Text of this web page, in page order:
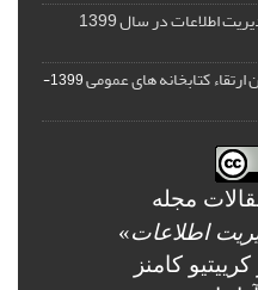
اطلاعات در سال 1399
ارتقاء کتابخانه های عمومی
1399-
مجله
اطلاعات»
کامنز